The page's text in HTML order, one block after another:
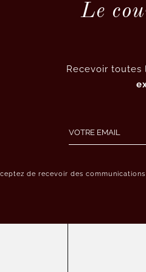
Le
Recevoir toutes
de recevoir des